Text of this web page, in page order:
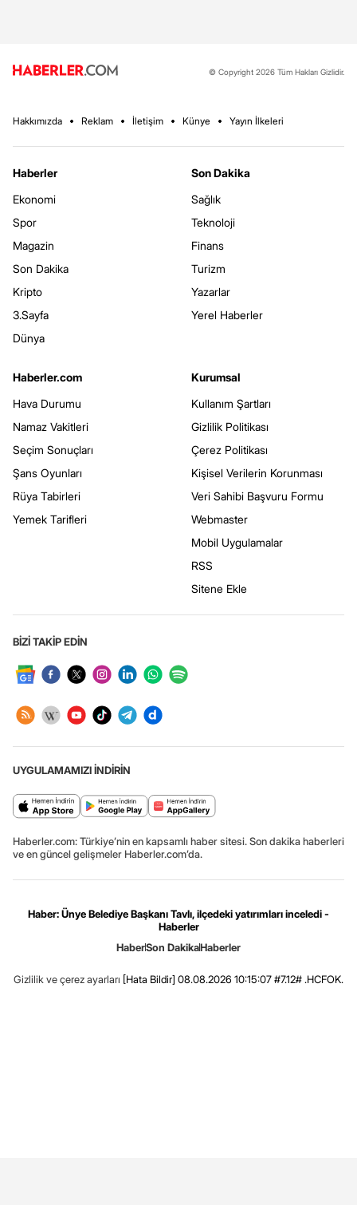
© Copyright 2026 Tüm Hakları Gizlidir.
Hakkımızda Reklam İletişim Künye Yayın İlkeleri
Haberler
Ekonomi
Spor
Magazin
Son Dakika
Kripto
3.Sayfa
Dünya
Son Dakika
Sağlık
Teknoloji
Finans
Turizm
Yazarlar
Yerel Haberler
Haberler.com
Hava Durumu
Namaz Vakitleri
Seçim Sonuçları
Şans Oyunları
Rüya Tabirleri
Yemek Tarifleri
Kurumsal
Kullanım Şartları
Gizlilik Politikası
Çerez Politikası
Kişisel Verilerin Korunması
Veri Sahibi Başvuru Formu
Webmaster
Mobil Uygulamalar
RSS
Sitene Ekle
BİZİ TAKİP EDİN
UYGULAMAMIZI İNDİRİN
Haberler.com: Türkiye’nin en kapsamlı haber sitesi. Son dakika haberleri
ve en güncel gelişmeler Haberler.com’da.
Haber: Ünye Belediye Başkanı Tavlı, ilçedeki yatırımları inceledi -
Haberler
HaberSon DakikaHaberler
Gizlilik ve çerez ayarları [Hata Bildir] 08.08.2026 10:15:07 #7.12# .HCFOK.